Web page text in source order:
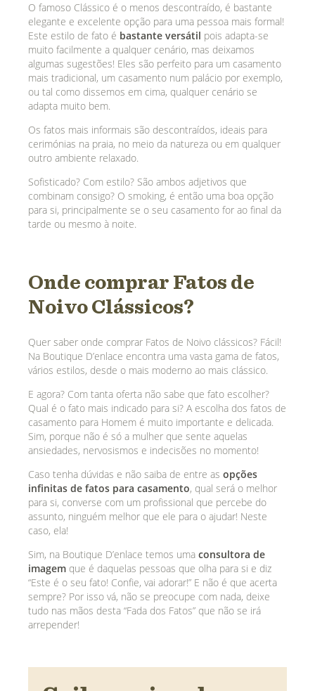
O famoso Clássico é o menos descontraído, é bastante
elegante e excelente opção para uma pessoa mais formal!
Este estilo de fato é bastante versátil pois adapta-se
muito facilmente a qualquer cenário, mas deixamos
algumas sugestões! Eles são perfeito para um casamento
mais tradicional, um casamento num palácio por exemplo,
ou tal como dissemos em cima, qualquer cenário se
adapta muito bem.
Os fatos mais informais são descontraídos, ideais para
cerimónias na praia, no meio da natureza ou em qualquer
outro ambiente relaxado.
Sofisticado? Com estilo? São ambos adjetivos que
combinam consigo? O smoking, é então uma boa opção
para si, principalmente se o seu casamento for ao final da
tarde ou mesmo à noite.
Onde comprar Fatos de
Noivo Clássicos?
Quer saber onde comprar Fatos de Noivo clássicos? Fácil!
Na Boutique D’enlace encontra uma vasta gama de fatos,
vários estilos, desde o mais moderno ao mais clássico.
E agora? Com tanta oferta não sabe que fato escolher?
Qual é o fato mais indicado para si? A escolha dos fatos de
casamento para Homem é muito importante e delicada.
Sim, porque não é só a mulher que sente aquelas
ansiedades, nervosismos e indecisões no momento!
Caso tenha dúvidas e não saiba de entre as opções
infinitas de fatos para casamento, qual será o melhor
para si, converse com um profissional que percebe do
assunto, ninguém melhor que ele para o ajudar! Neste
caso, ela!
Sim, na Boutique D’enlace temos uma consultora de
imagem que é daquelas pessoas que olha para si e diz
“Este é o seu fato! Confie, vai adorar!” E não é que acerta
sempre? Por isso vá, não se preocupe com nada, deixe
tudo nas mãos desta “Fada dos Fatos” que não se irá
arrepender!